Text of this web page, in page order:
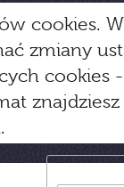
cookies.
zmiany
cookies
.